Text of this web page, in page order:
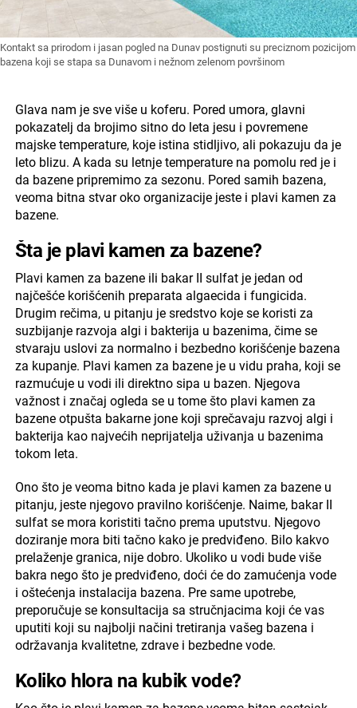
Kontakt sa prirodom i jasan pogled na Dunav postignuti su preciznom pozicijom
bazena koji se stapa sa Dunavom i nežnom zelenom površinom
Glava nam je sve više u koferu. Pored umora, glavni
pokazatelj da brojimo sitno do leta jesu i povremene
majske temperature, koje istina stidljivo, ali pokazuju da je
leto blizu. A kada su letnje temperature na pomolu red je i
da bazene pripremimo za sezonu. Pored samih bazena,
veoma bitna stvar oko organizacije jeste i plavi kamen za
bazene.
Šta je plavi kamen za bazene?
Plavi kamen za bazene ili bakar II sulfat je jedan od
najčešće korišćenih preparata algaecida i fungicida.
Drugim rečima, u pitanju je sredstvo koje se koristi za
suzbijanje razvoja algi i bakterija u bazenima, čime se
stvaraju uslovi za normalno i bezbedno korišćenje bazena
za kupanje. Plavi kamen za bazene je u vidu praha, koji se
razmućuje u vodi ili direktno sipa u bazen. Njegova
važnost i značaj ogleda se u tome što plavi kamen za
bazene otpušta bakarne jone koji sprečavaju razvoj algi i
bakterija kao najvećih neprijatelja uživanja u bazenima
tokom leta.
Ono što je veoma bitno kada je plavi kamen za bazene u
pitanju, jeste njegovo pravilno korišćenje. Naime, bakar II
sulfat se mora koristiti tačno prema uputstvu. Njegovo
doziranje mora biti tačno kako je predviđeno. Bilo kakvo
prelaženje granica, nije dobro. Ukoliko u vodi bude više
bakra nego što je predviđeno, doći će do zamućenja vode
i oštećenja instalacija bazena. Pre same upotrebe,
preporučuje se konsultacija sa stručnjacima koji će vas
uputiti koji su najbolji načini tretiranja vašeg bazena i
održavanja kvalitetne, zdrave i bezbedne vode.
Koliko hlora na kubik vode?